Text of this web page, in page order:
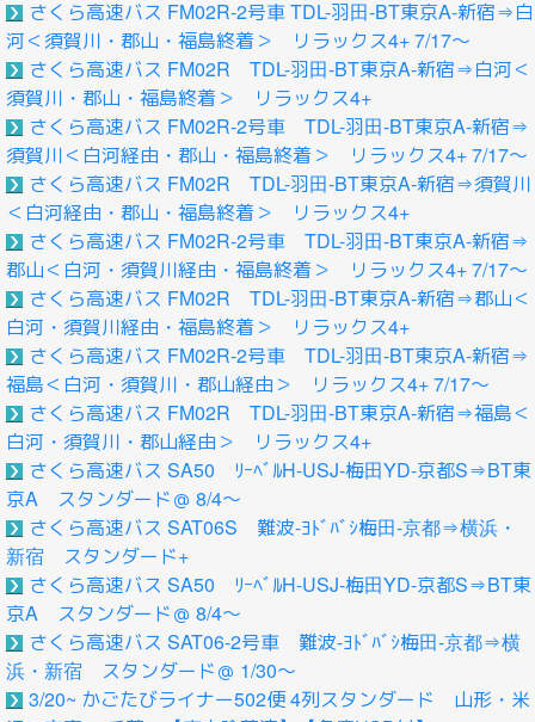
さくら高速バス FM02R-2号車 TDL-羽田-BT東京A-新宿⇒白
河＜須賀川・郡山・福島終着＞ リラックス4+ 7/17～
さくら高速バス FM02R TDL-羽田-BT東京A-新宿⇒白河＜
須賀川・郡山・福島終着＞ リラックス4+
さくら高速バス FM02R-2号車 TDL-羽田-BT東京A-新宿⇒
須賀川＜白河経由・郡山・福島終着＞ リラックス4+ 7/17～
さくら高速バス FM02R TDL-羽田-BT東京A-新宿⇒須賀川
＜白河経由・郡山・福島終着＞ リラックス4+
さくら高速バス FM02R-2号車 TDL-羽田-BT東京A-新宿⇒
郡山＜白河・須賀川経由・福島終着＞ リラックス4+ 7/17～
さくら高速バス FM02R TDL-羽田-BT東京A-新宿⇒郡山＜
白河・須賀川経由・福島終着＞ リラックス4+
さくら高速バス FM02R-2号車 TDL-羽田-BT東京A-新宿⇒
福島＜白河・須賀川・郡山経由＞ リラックス4+ 7/17～
さくら高速バス FM02R TDL-羽田-BT東京A-新宿⇒福島＜
白河・須賀川・郡山経由＞ リラックス4+
さくら高速バス SA50 ﾘｰﾍﾞﾙH-USJ-梅田YD-京都S⇒BT東
京A スタンダード＠ 8/4～
さくら高速バス SAT06S 難波-ﾖﾄﾞﾊﾞｼ梅田-京都⇒横浜・
新宿 スタンダード+
さくら高速バス SA50 ﾘｰﾍﾞﾙH-USJ-梅田YD-京都S⇒BT東
京A スタンダード＠ 8/4～
さくら高速バス SAT06-2号車 難波-ﾖﾄﾞﾊﾞｼ梅田-京都⇒横
浜・新宿 スタンダード＠ 1/30～
3/20~ かごたびライナー502便 4列スタンダード 山形・米